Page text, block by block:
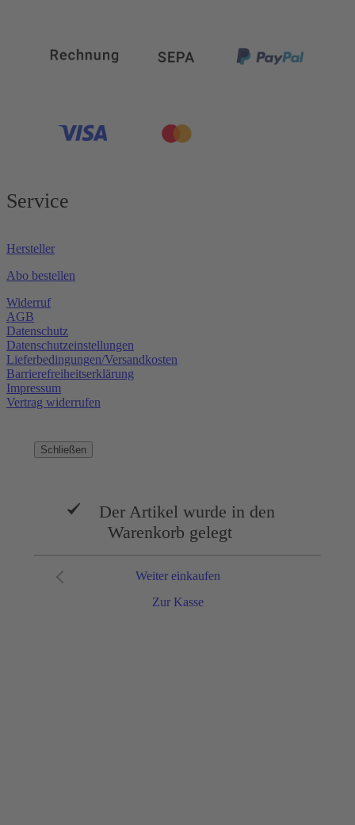
Service
Hersteller
Abo bestellen
Widerruf
AGB
Datenschutz
Datenschutzeinstellungen
Lieferbedingungen/Versandkosten
Barrierefreiheitserklärung
Impressum
Vertrag widerrufen
Schließen
Der Artikel wurde in den
Warenkorb gelegt
Zur Kasse
Weiter einkaufen